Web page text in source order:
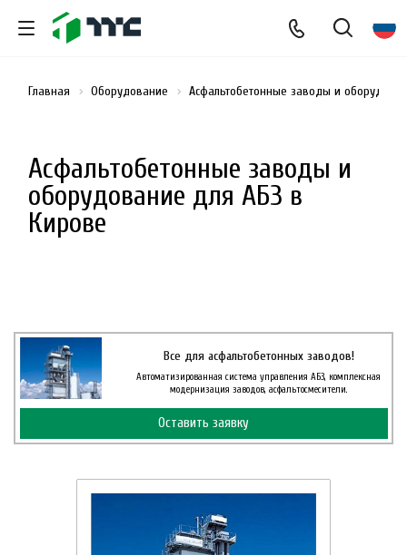
Асфальтобетонные заводы и
оборудование для АБЗ в
Кирове
Главная Оборудование Асфальтобетонные заводы и
Все для асфальтобетонных заводов!
Автоматизированная система управления АБЗ, комплексная
модернизация заводов, асфальтосмесители.
Оставить заявку